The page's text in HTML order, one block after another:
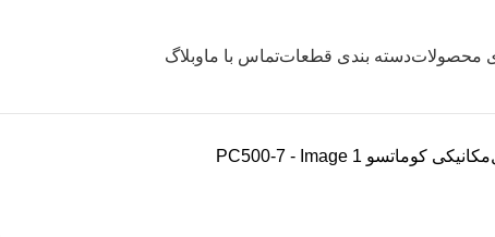
محصولاتدسته بندی قطعاتتماس با ماوبلاگ